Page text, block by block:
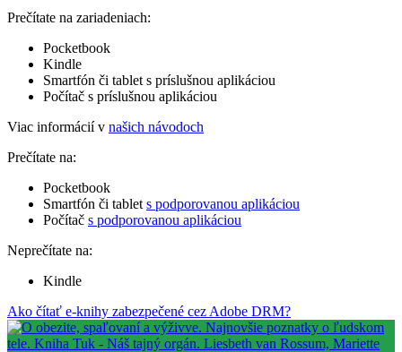
Prečítate na zariadeniach:
Pocketbook
Kindle
Smartfón či tablet s príslušnou aplikáciou
Počítač s príslušnou aplikáciou
Viac informácií v našich návodoch
Prečítate na:
Pocketbook
Smartfón či tablet s podporovanou aplikáciou
Počítač s podporovanou aplikáciou
Neprečítate na:
Kindle
Ako čítať e-knihy zabezpečené cez Adobe DRM?